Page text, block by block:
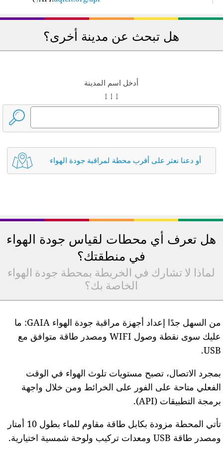
هل تبحث عن مدينة أخرى؟
أدخل اسم المدينة
↓ ↓ ↓
أو دعنا نعثر على أقرب محطة لمراقبة جودة الهواء
هل تعرف أي محطات لقياس جودة الهواء
في منطقتك؟
لماذا لا تشارك في الخريطة بمحطة جودة الهواء
الخاصة بك؟
من السهل جدًا إعداد أجهزة مراقبة جودة الهواء GAIA: ما
عليك سوى نقطة وصول WIFI ومصدر طاقة متوافق مع
USB.
بمجرد الاتصال، تصبح مستويات تلوث الهواء في الوقت
الفعلي متاحة على الفور على الخرائط ومن خلال واجهة
برمجة التطبيقات (API).
تأتي المحطة مزودة بكابل طاقة مقاوم للماء بطول 10 أمتار
ومصدر طاقة USB ومعدات تركيب ولوحة شمسية اختيارية.